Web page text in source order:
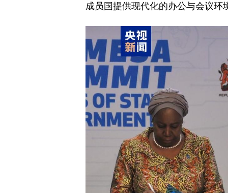
成员国提供现代化的办公与会议环